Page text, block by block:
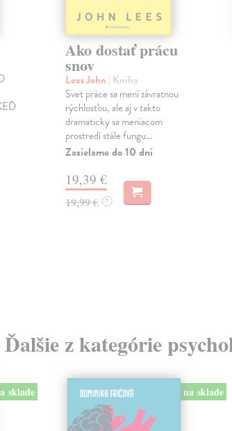
Ako dostať prácu
snov
Lees John | Kniha
Svet práce sa mení závratnou
rýchlosťou, ale aj v takto
dramaticky sa meniacom
prostredí stále fungu...
Zasielame do 10 dní
19,39 €
19,99 € ?
Ďalšie z kategórie
sklade na sklade